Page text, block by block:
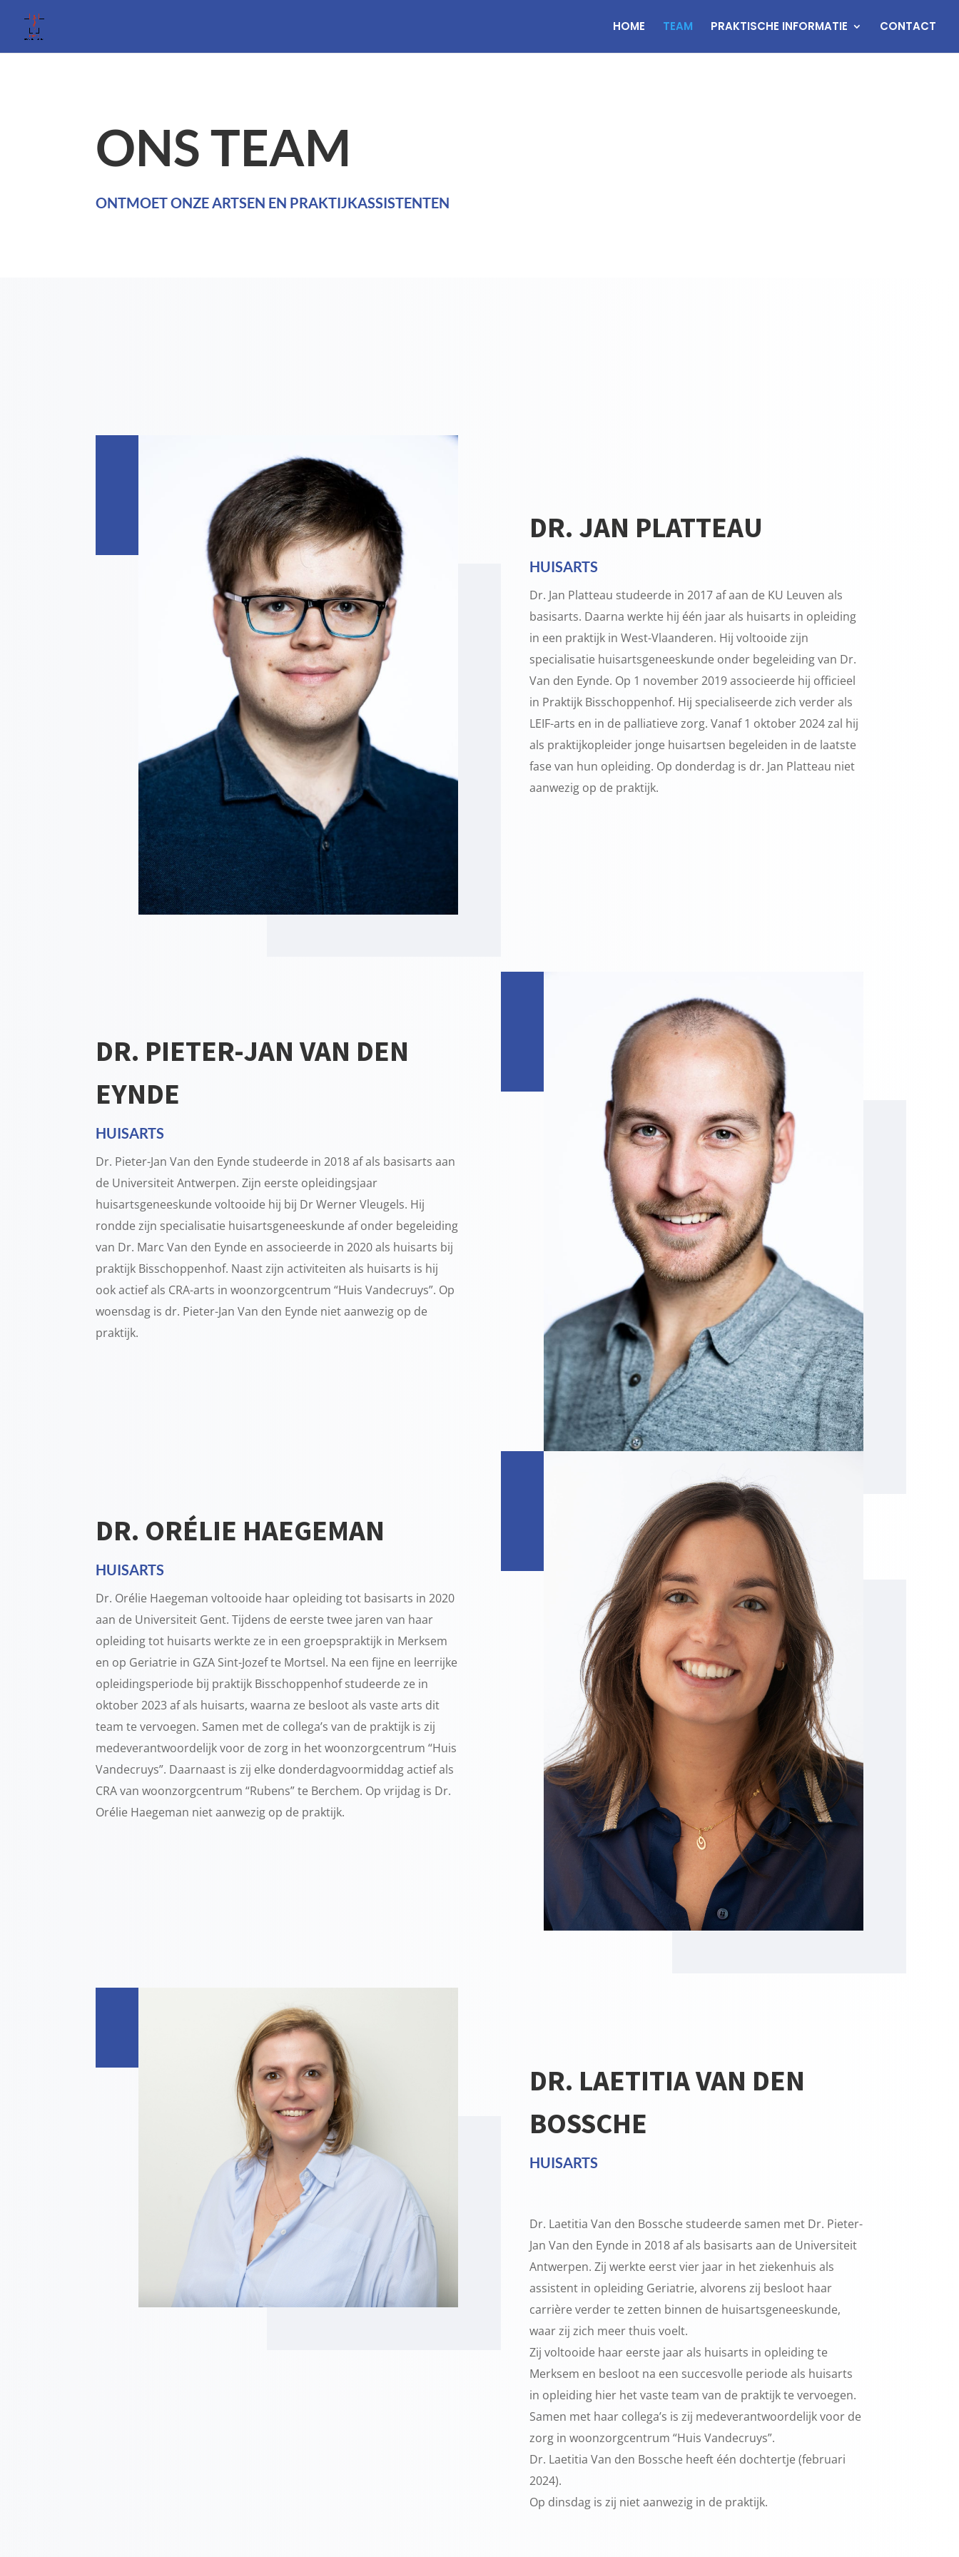
HOME TEAM PRAKTISCHE INFORMATIE CONTACT
ONS TEAM
ONTMOET ONZE ARTSEN EN PRAKTIJKASSISTENTEN
DR. JAN PLATTEAU
HUISARTS
Dr. Jan Platteau studeerde in 2017 af aan de KU Leuven als
basisarts. Daarna werkte hij één jaar als huisarts in opleiding
in een praktijk in West-Vlaanderen. Hij voltooide zijn
specialisatie huisartsgeneeskunde onder begeleiding van Dr.
Van den Eynde. Op 1 november 2019 associeerde hij officieel
in Praktijk Bisschoppenhof. Hij specialiseerde zich verder als
LEIF-arts en in de palliatieve zorg. Vanaf 1 oktober 2024 zal hij
als praktijkopleider jonge huisartsen begeleiden in de laatste
fase van hun opleiding. Op donderdag is dr. Jan Platteau niet
aanwezig op de praktijk.
DR. PIETER-JAN VAN DEN
EYNDE
HUISARTS
Dr. Pieter-Jan Van den Eynde studeerde in 2018 af als basisarts aan
de Universiteit Antwerpen. Zijn eerste opleidingsjaar
huisartsgeneeskunde voltooide hij bij Dr Werner Vleugels. Hij
rondde zijn specialisatie huisartsgeneeskunde af onder begeleiding
van Dr. Marc Van den Eynde en associeerde in 2020 als huisarts bij
praktijk Bisschoppenhof. Naast zijn activiteiten als huisarts is hij
ook actief als CRA-arts in woonzorgcentrum “Huis Vandecruys”. Op
woensdag is dr. Pieter-Jan Van den Eynde niet aanwezig op de
praktijk.
DR. ORÉLIE HAEGEMAN
HUISARTS
Dr. Orélie Haegeman voltooide haar opleiding tot basisarts in 2020
aan de Universiteit Gent. Tijdens de eerste twee jaren van haar
opleiding tot huisarts werkte ze in een groepspraktijk in Merksem
en op Geriatrie in GZA Sint-Jozef te Mortsel. Na een fijne en leerrijke
opleidingsperiode bij praktijk Bisschoppenhof studeerde ze in
oktober 2023 af als huisarts, waarna ze besloot als vaste arts dit
team te vervoegen. Samen met de collega’s van de praktijk is zij
medeverantwoordelijk voor de zorg in het woonzorgcentrum “Huis
Vandecruys”. Daarnaast is zij elke donderdagvoormiddag actief als
CRA van woonzorgcentrum “Rubens” te Berchem. Op vrijdag is Dr.
Orélie Haegeman niet aanwezig op de praktijk.
DR. LAETITIA VAN DEN
BOSSCHE
HUISARTS
Dr. Laetitia Van den Bossche studeerde samen met Dr. Pieter-
Jan Van den Eynde in 2018 af als basisarts aan de Universiteit
Antwerpen. Zij werkte eerst vier jaar in het ziekenhuis als
assistent in opleiding Geriatrie, alvorens zij besloot haar
carrière verder te zetten binnen de huisartsgeneeskunde,
waar zij zich meer thuis voelt.
Zij voltooide haar eerste jaar als huisarts in opleiding te
Merksem en besloot na een succesvolle periode als huisarts
in opleiding hier het vaste team van de praktijk te vervoegen.
Samen met haar collega’s is zij medeverantwoordelijk voor de
zorg in woonzorgcentrum “Huis Vandecruys”.
Dr. Laetitia Van den Bossche heeft één dochtertje (februari
2024).
Op dinsdag is zij niet aanwezig in de praktijk.